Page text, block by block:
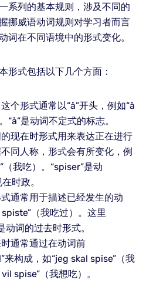
系列的基本规则，涉及不同的
挪威语动词规则对学习者而言
词在不同语境中的形式变化。
形式包括以下几个方面：
个形式通常以“å”开头，例如“å
“å”是动词不定式的标志。
现在时形式用来表达正在进行
同人称，形式会有所变化，例
（我吃）。“spiser”是动
时政。
通常用于描述已经发生的动
（我吃过）。这里
动词的过去时形式。
通常通过在动词前
来构成，如“jeg skal spise”（我
spise”（我想吃）。